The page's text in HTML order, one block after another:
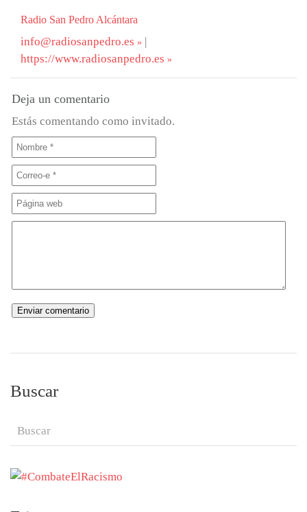
Radio San Pedro Alcántara
info@radiosanpedro.es
https://www.radiosanpedro.es
Deja un comentario
Estás comentando como invitado.
Buscar